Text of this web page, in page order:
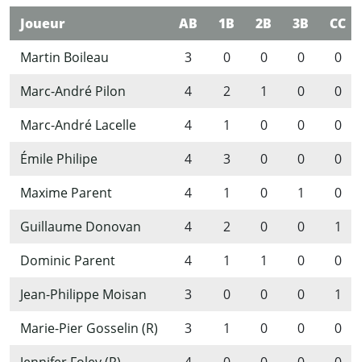
Joueur AB 1B 2B 3B
CC
Martin Boileau
3 0 0 0
0
Marc-André Pilon
4 2 1 0
0
Marc-André Lacelle
4 1 0 0
0
Émile Philipe
4 3 0 0
0
Maxime Parent
4 1 0 1
0
Guillaume Donovan
4 2 0 0
1
Dominic Parent
4 1 1 0
0
Jean-Philippe Moisan
3 0 0 0
1
Marie-Pier Gosselin (R)
3 1 0 0
0